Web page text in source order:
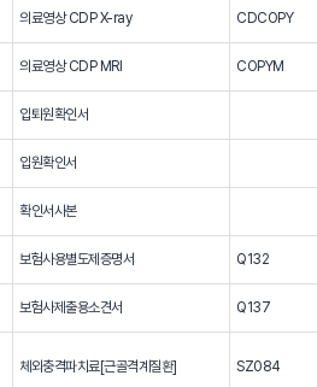
의료영상 CDP X-ray CDCOPY
의료영상 CDP MRI COPYM
입퇴원확인서
입원확인서
확인서사본
보험사용별도제증명서 Q132
보험사제출용소견서 Q137
체외충격파치료[근골격계질환] SZ084